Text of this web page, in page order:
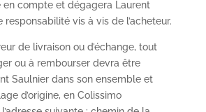
en compte et dégagera Laurent
responsabilité vis à vis de l’acheteur.
de livraison ou d’échange, tout
ou à rembourser devra être
Saulnier dans son ensemble et
d’origine, en Colissimo